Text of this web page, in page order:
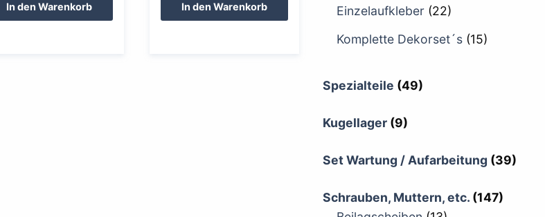
In den Warenkorb In den Warenkorb
Einzelaufkleber (22)
Komplette Dekorset´s (15)
Spezialteile (49)
Kugellager (9)
Set Wartung / Aufarbeitung (39)
Schrauben, Muttern, etc. (147)